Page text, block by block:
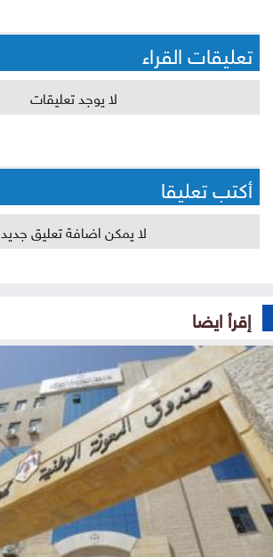
تعليقات القراء
لا يوجد تعليقات
أكتب تعليقا
لا يمكن اضافة تعليق جديد
إقرأ ايضا